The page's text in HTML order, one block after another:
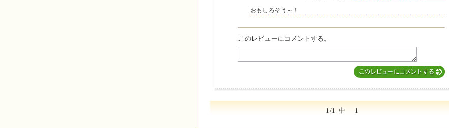
おもしろそう～！
このレビューにコメントする。
1/1 中 1